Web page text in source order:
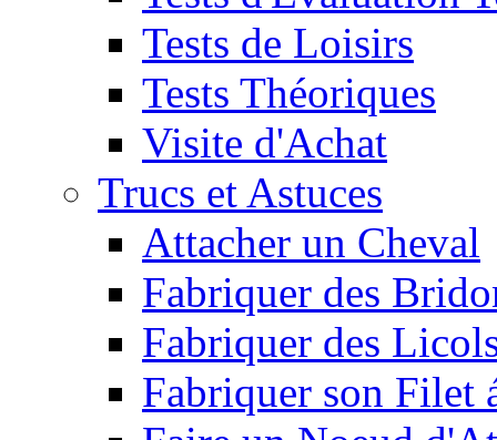
Tests de Loisirs
Tests Théoriques
Visite d'Achat
Trucs et Astuces
Attacher un Cheval
Fabriquer des
Fabriquer des
Fabriquer son Filet